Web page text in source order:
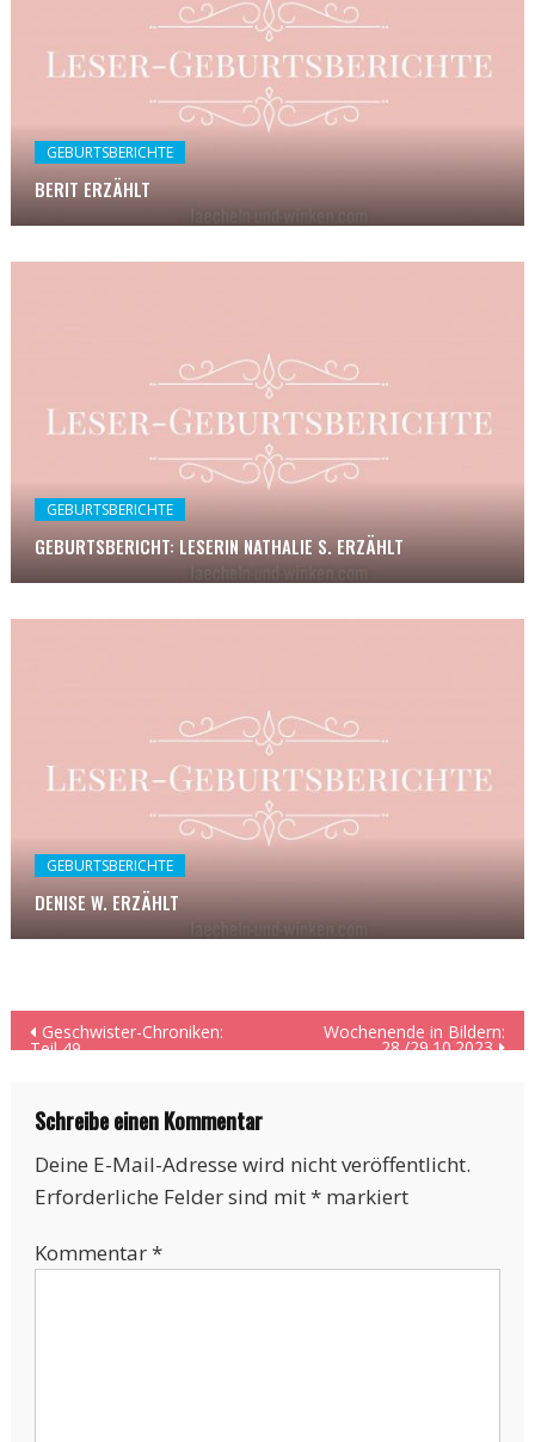
GEBURTSBERICHTE
BERIT ERZÄHLT
GEBURTSBERICHTE
GEBURTSBERICHT: LESERIN NATHALIE S. ERZÄHLT
GEBURTSBERICHTE
DENISE W. ERZÄHLT
Beitragsnavigation
Geschwister-Chroniken:
Teil 49
Wochenende in Bildern:
28./29.10.2023
Schreibe einen Kommentar
Deine E-Mail-Adresse wird nicht veröffentlicht.
Erforderliche Felder sind mit*markiert
Kommentar*